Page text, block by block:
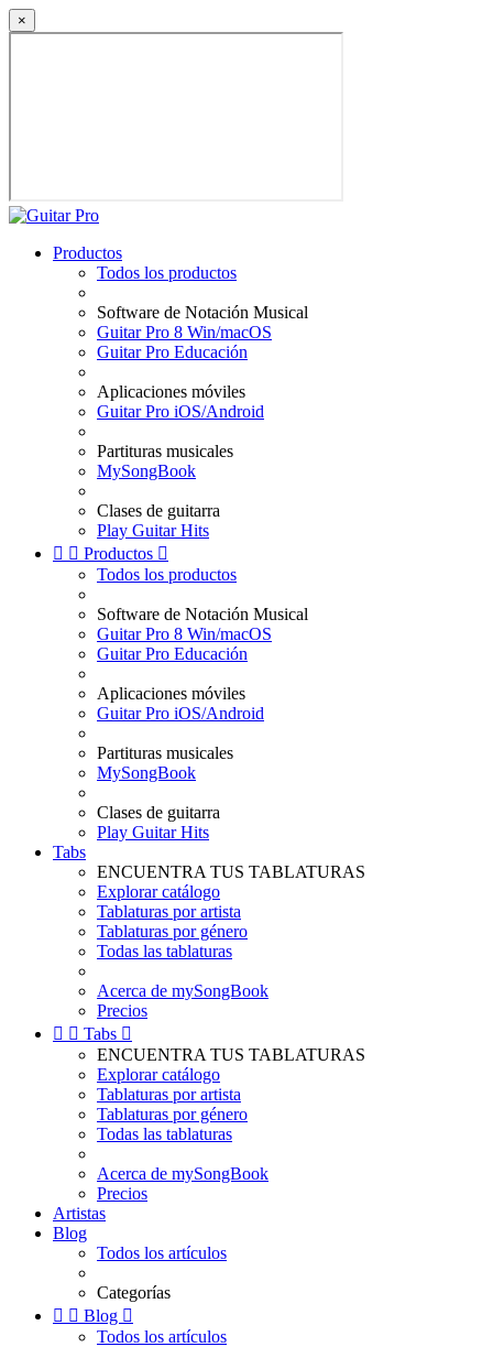
×
Productos
Todos los productos
Software de Notación Musical
Guitar Pro 8 Win/macOS
Guitar Pro Educación
Aplicaciones móviles
Guitar Pro iOS/Android
Partituras musicales
MySongBook
Clases de guitarra
Play Guitar Hits
  Productos 
Todos los productos
Software de Notación Musical
Guitar Pro 8 Win/macOS
Guitar Pro Educación
Aplicaciones móviles
Guitar Pro iOS/Android
Partituras musicales
MySongBook
Clases de guitarra
Play Guitar Hits
Tabs
ENCUENTRA TUS TABLATURAS
Explorar catálogo
Tablaturas por artista
Tablaturas por género
Todas las tablaturas
Acerca de mySongBook
Precios
  Tabs 
ENCUENTRA TUS TABLATURAS
Explorar catálogo
Tablaturas por artista
Tablaturas por género
Todas las tablaturas
Acerca de mySongBook
Precios
Artistas
Blog
Todos los artículos
Categorías
  Blog 
Todos los artículos